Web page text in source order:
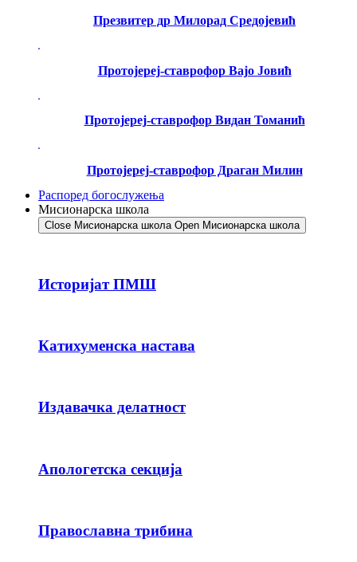
Презвитер др Милорад Средојевић
Протојереј-ставрофор Вајо Јовић
Протојереј-ставрофор Видан Томанић
Протојереј-ставрофор Драган Милин
Распоред богослужења
Мисионарска школа
Close Мисионарска школа Open Мисионарска школа
Историјат ПМШ
Катихуменска настава
Издавачка делатност
Апологетска секција
Православна трибина